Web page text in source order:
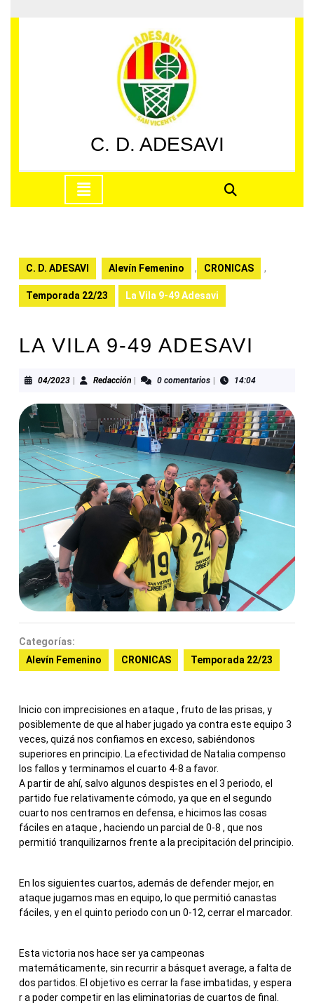
al
C. D. ADESAVI
apertura
C. D. ADESAVI Alevín Femenino , CRONICAS ,
Temporada 22/23 La Vila 9-49 Adesavi
LA VILA 9-49 ADESAVI
04/202304/2023RedacciónRedacción0 comentarios 14:04
Categorías:
Alevín Femenino
CRONICAS Temporada 22/23
Inicio con imprecisiones en ataque , fruto de las prisas, y
posiblemente de que al haber jugado ya contra este equipo 3
veces, quizá nos confiamos en exceso, sabiéndonos
superiores en principio. La efectividad de Natalia compenso
los fallos y terminamos el cuarto 4-8 a favor.
A partir de ahí, salvo algunos despistes en el 3 periodo, el
partido fue relativamente cómodo, ya que en el segundo
cuarto nos centramos en defensa, e hicimos las cosas
fáciles en ataque , haciendo un parcial de 0-8 , que nos
permitió tranquilizarnos frente a la precipitación del principio.
En los siguientes cuartos, además de defender mejor, en
ataque jugamos mas en equipo, lo que permitió canastas
fáciles, y en el quinto periodo con un 0-12, cerrar el marcador.
Esta victoria nos hace ser ya campeonas
matemáticamente, sin recurrir a básquet average, a falta de
dos partidos. El objetivo es cerrar la fase imbatidas, y espera
r a poder competir en las eliminatorias de cuartos de final.